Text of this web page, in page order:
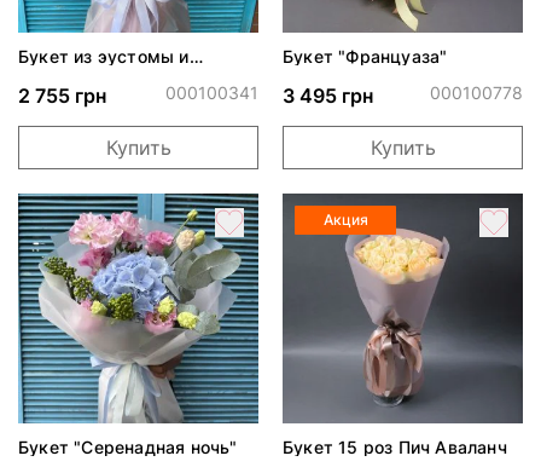
Букет из эустомы и
2 755 грн 000100341
Купить
Букет "Француаза"
3 495 грн 000100778
Купить
Букет "Серенадная ночь"
Акция
Букет 15 роз Пич Аваланч